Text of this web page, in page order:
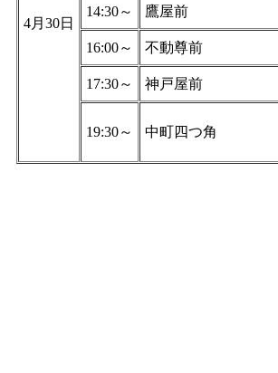
4月30日
14:30～ 鷹屋前
16:00～ 不動尊前
17:30～ 神戸屋前
19:30～ 中町四つ角